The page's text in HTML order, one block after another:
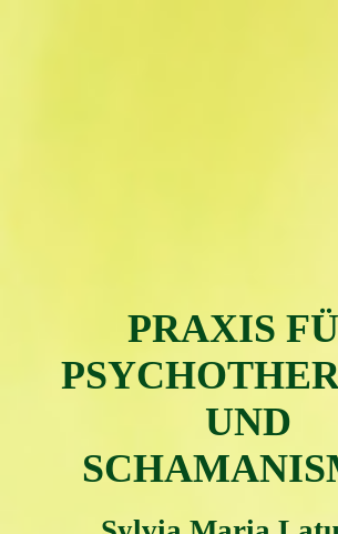
PRAXIS
PSYCHOTH
UND
SCHAMAN